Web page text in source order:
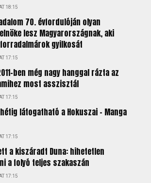
18:15
70. évfordulóján olyan
lesz Magyarországnak, aki
gyilkosát
17:15
ben még nagy hanggal rázta az
most asszisztál
17:15
látogatható a Hokuszai – Manga
17:15
a kiszáradt Duna: hihetetlen
a folyó teljes szakaszán
17:15